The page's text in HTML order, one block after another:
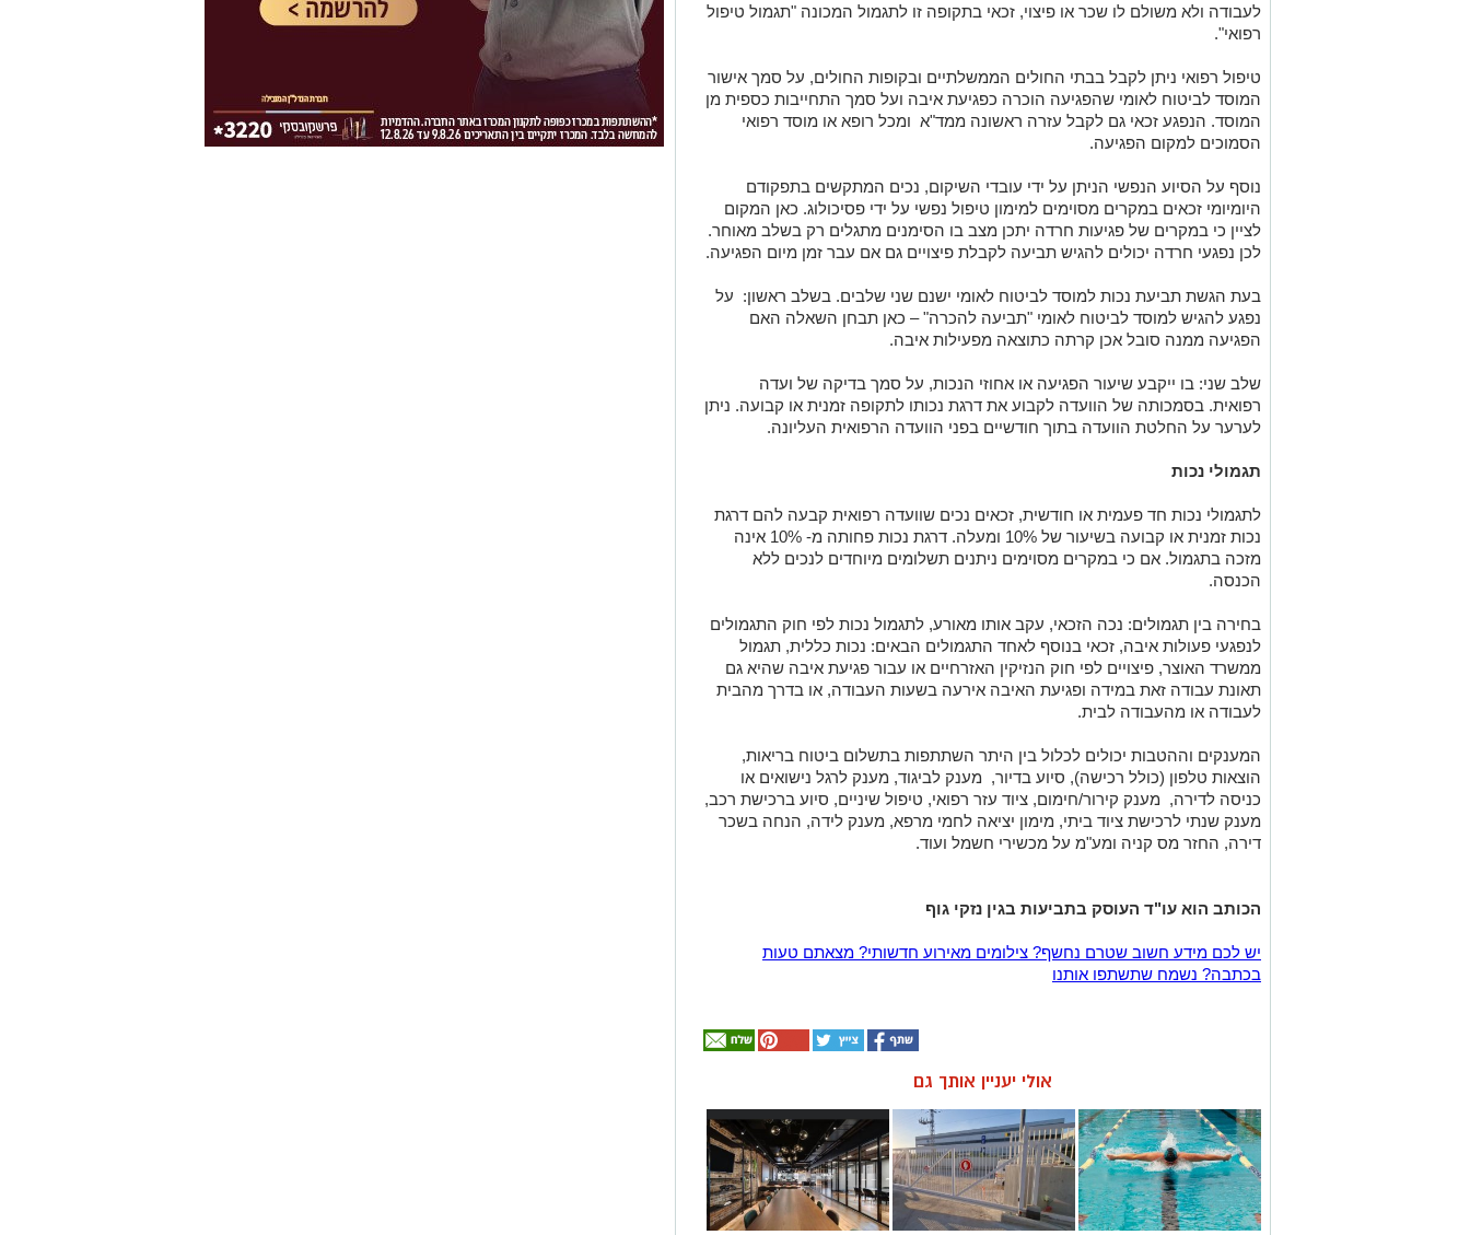
לעבודה ולא משולם לו שכר או פיצוי, זכאי בתקופה זו לתגמול המכונה "תגמול טיפול
רפואי".
טיפול רפואי ניתן לקבל בבתי החולים הממשלתיים ובקופות החולים, על סמך אישור
המוסד לביטוח לאומי שהפגיעה הוכרה כפגיעת איבה ועל סמך התחייבות כספית מן
המוסד. הנפגע זכאי גם לקבל עזרה ראשונה ממד"א ומכל רופא או מוסד רפואי
הסמוכים למקום הפגיעה.
נוסף על הסיוע הנפשי הניתן על ידי עובדי השיקום, נכים המתקשים בתפקודם
היומיומי זכאים במקרים מסוימים למימון טיפול נפשי על ידי פסיכולוג. כאן המקום
לציין כי במקרים של פגיעות חרדה יתכן מצב בו הסימנים מתגלים רק בשלב מאוחר.
לכן נפגעי חרדה יכולים להגיש תביעה לקבלת פיצויים גם אם עבר זמן מיום הפגיעה.
בעת הגשת תביעת נכות למוסד לביטוח לאומי ישנם שני שלבים. בשלב ראשון: על
נפגע להגיש למוסד לביטוח לאומי "תביעה להכרה" – כאן תבחן השאלה האם
הפגיעה ממנה סובל אכן קרתה כתוצאה מפעילות איבה.
שלב שני: בו ייקבע שיעור הפגיעה או אחוזי הנכות, על סמך בדיקה של ועדה
רפואית. בסמכותה של הוועדה לקבוע את דרגת נכותו לתקופה זמנית או קבועה. ניתן
לערער על החלטת הוועדה בתוך חודשיים בפני הוועדה הרפואית העליונה.
תגמולי נכות
לתגמולי נכות חד פעמית או חודשית, זכאים נכים שוועדה רפואית קבעה להם דרגת
נכות זמנית או קבועה בשיעור של 10% ומעלה. דרגת נכות פחותה מ- 10% אינה
מזכה בתגמול. אם כי במקרים מסוימים ניתנים תשלומים מיוחדים לנכים ללא
הכנסה.
בחירה בין תגמולים: נכה הזכאי, עקב אותו מאורע, לתגמול נכות לפי חוק התגמולים
לנפגעי פעולות איבה, זכאי בנוסף לאחד התגמולים הבאים: נכות כללית, תגמול
ממשרד האוצר, פיצויים לפי חוק הנזיקין האזרחיים או עבור פגיעת איבה שהיא גם
תאונת עבודה זאת במידה ופגיעת האיבה אירעה בשעות העבודה, או בדרך מהבית
לעבודה או מהעבודה לבית.
המענקים וההטבות יכולים לכלול בין היתר השתתפות בתשלום ביטוח בריאות,
הוצאות טלפון (כולל רכישה), סיוע בדיור, מענק לביגוד, מענק לרגל נישואים או
כניסה לדירה, מענק קירור/חימום, ציוד עזר רפואי, טיפול שיניים, סיוע ברכישת רכב,
מענק שנתי לרכישת ציוד ביתי, מימון יציאה לחמי מרפא, מענק לידה, הנחה בשכר
דירה, החזר מס קניה ומע"מ על מכשירי חשמל ועוד.
הכותב הוא עו"ד העוסק בתביעות בגין נזקי גוף
יש לכם מידע חשוב שטרם נחשף? צילומים מאירוע חדשותי? מצאתם טעות
בכתבה? נשמח שתשתפו אותנו
אולי יעניין אותך גם